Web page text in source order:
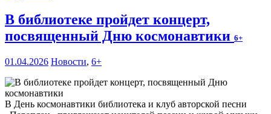
В библиотеке пройдет концерт,
посвященный Дню космонавтики 6+
01.04.2026 Новости, 6+
В День космонавтики библиотека и клуб авторской песни